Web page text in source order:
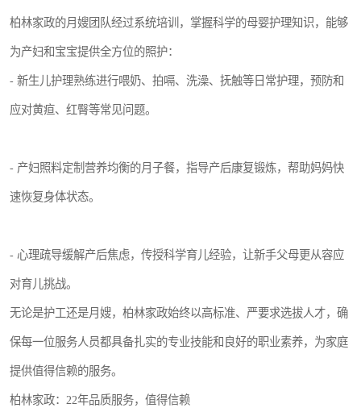
柏林家政的月嫂团队经过系统培训，掌握科学的母婴护理知识，能够
为产妇和宝宝提供全方位的照护：
- 新生儿护理熟练进行喂奶、拍嗝、洗澡、抚触等日常护理，预防和
应对黄疸、红臀等常见问题。
- 产妇照料定制营养均衡的月子餐，指导产后康复锻炼，帮助妈妈快
速恢复身体状态。
- 心理疏导缓解产后焦虑，传授科学育儿经验，让新手父母更从容应
对育儿挑战。
无论是护工还是月嫂，柏林家政始终以高标准、严要求选拔人才，确
保每一位服务人员都具备扎实的专业技能和良好的职业素养，为家庭
提供值得信赖的服务。
柏林家政：22年品质服务，值得信赖